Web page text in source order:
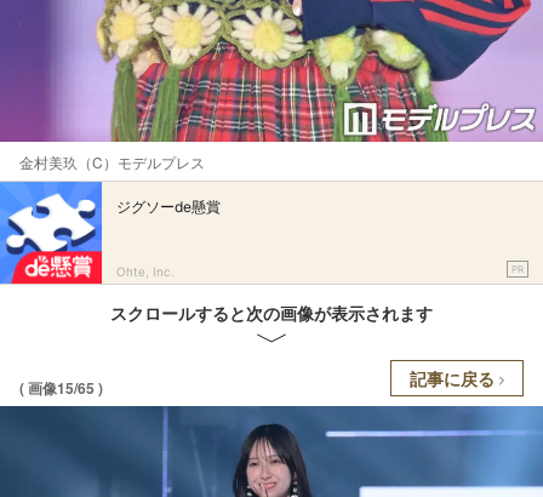
金村美玖（C）モデルプレス
ジグソーde懸賞
Ohte, Inc. PR
スクロールすると次の画像が表示されます
( 画像15/65 ) 記事に戻る